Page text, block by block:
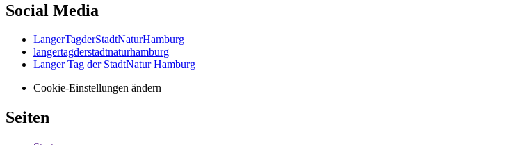
Social Media
LangerTagderStadtNaturHamburg
langertagderstadtnaturhamburg
Langer Tag der StadtNatur Hamburg
Cookie-Einstellungen ändern
Seiten